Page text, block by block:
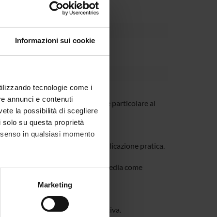
Informazioni sui cookie
tecnologie come i
annunci e contenuti
la possibilità di scegliere
su questa proprietà
in qualsiasi momento
metro,Marketing
con un'attenzione particolare ai
della comunicazione e loro applicazione pratica.
sociali e l'uso dei media come
nei media digitali.
di software specifici.
di strumenti di IA generativa.